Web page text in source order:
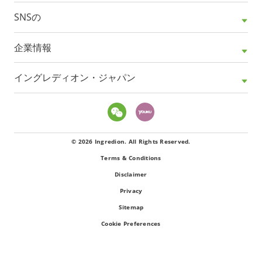
SNSの
企業情報
イングレディオン・ジャパン
© 2026 Ingredion. All Rights Reserved.
Terms & Conditions
Disclaimer
Privacy
Sitemap
Cookie Preferences